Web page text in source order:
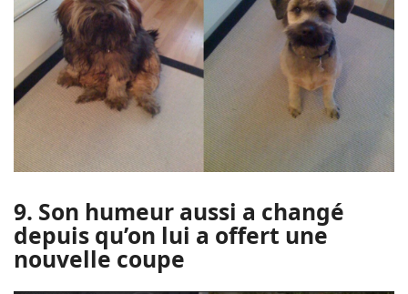
9. Son humeur aussi a changé
depuis qu’on lui a offert une
nouvelle coupe